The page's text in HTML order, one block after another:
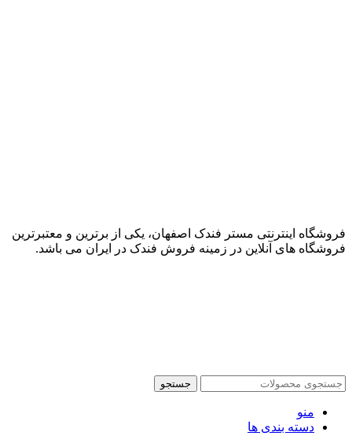
فروشگاه اینترنتی مستر فندک اصفهان، یکی از برترین و معتبرترین
فروشگاه های آنلاین در زمینه فروش فندک در ایران می باشد.
جستجو
منو
دسته بندی ها